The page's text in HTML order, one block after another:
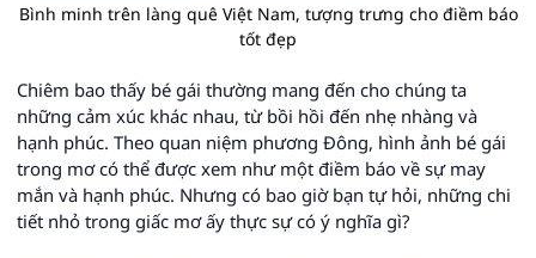
Bình minh trên làng quê Việt Nam, tượng trưng cho điềm báo
tốt đẹp
Chiêm bao thấy bé gái thường mang đến cho chúng ta
những cảm xúc khác nhau, từ bồi hồi đến nhẹ nhàng và
hạnh phúc. Theo quan niệm phương Đông, hình ảnh bé gái
trong mơ có thể được xem như một điềm báo về sự may
mắn và hạnh phúc. Nhưng có bao giờ bạn tự hỏi, những chi
tiết nhỏ trong giấc mơ ấy thực sự có ý nghĩa gì?